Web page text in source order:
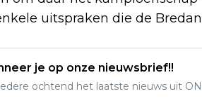
uitspraken die de
je op onze nieuwsbrief!!
ochtend het laatste nieuws uit